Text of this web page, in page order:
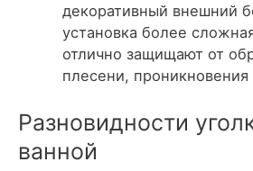
декоративный внешний
установка более
отлично защищают от
плесени, проникновения
Разновидности
ванной